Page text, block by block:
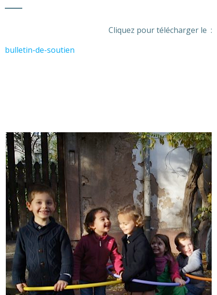
Cliquez pour télécharger le :
bulletin-de-soutien